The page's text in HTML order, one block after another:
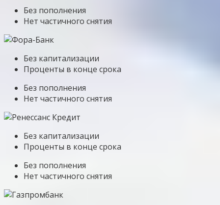
Без пополнения
Нет частичного снятия
Без капитализации
Проценты в конце срока
Без пополнения
Нет частичного снятия
Без капитализации
Проценты в конце срока
Без пополнения
Нет частичного снятия